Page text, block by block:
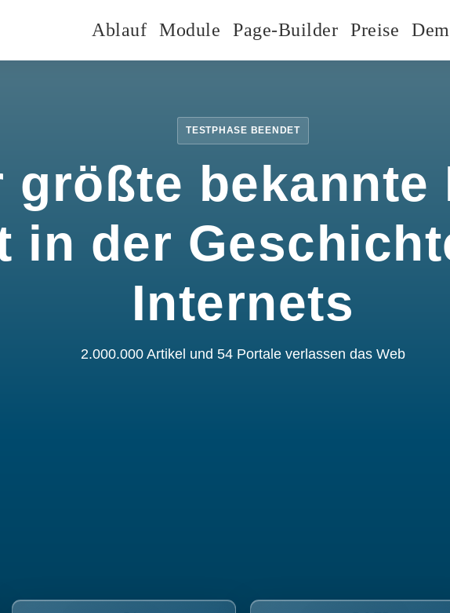
Ablauf Module Page-Builder Preise
TESTPHASE BEENDET
größte bekannte
in der
Internets
2.000.000 Artikel und 54 Portale verlassen das Web